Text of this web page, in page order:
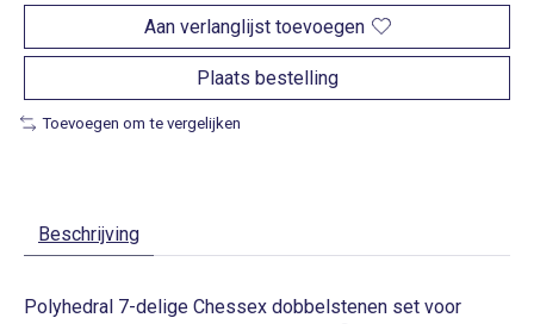
Aan verlanglijst toevoegen
Plaats bestelling
Toevoegen om te vergelijken
Beschrijving
Polyhedral 7-delige Chessex dobbelstenen set voor